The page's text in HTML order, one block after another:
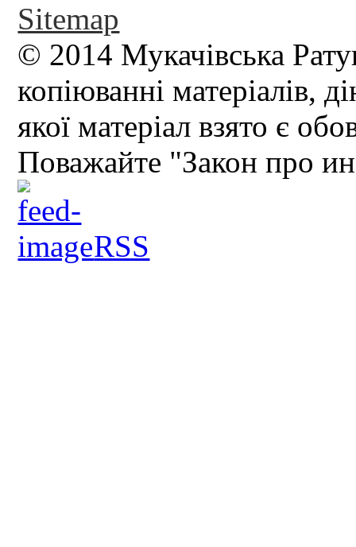
Sitemap
© 2014 Мукачівська
копіюванні матеріалів,
якої матеріал взято є
Поважайте "Закон про
RSS